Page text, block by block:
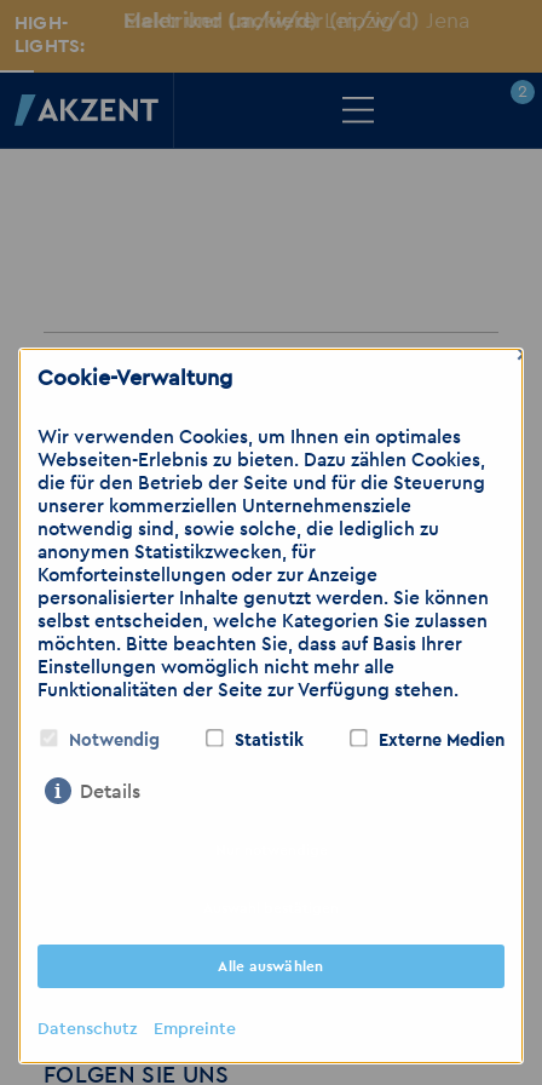
HIGH-
LIGHTS:
Maler und Lackierer (m/w/d) Jena
Elektriker (m/w/d) Leipzig
2
ALLGEMEIN
Mitarbeitervorteile
Für Bewerber NEU
Stellenangebote
Candidature
spontanée
Merkzettel
Für Bewerber NEU
Leistungen
Geschichte
Referenzen
Medizin /
Soziales Kopie
Kopie
Shop
Kontakt
JOBS STANDORTE
SERVICE
FOLGEN SIE UNS
Cookie-Verwaltung
×
Wir verwenden Cookies, um Ihnen ein optimales
Webseiten-Erlebnis zu bieten. Dazu zählen Cookies,
die für den Betrieb der Seite und für die Steuerung
unserer kommerziellen Unternehmensziele
notwendig sind, sowie solche, die lediglich zu
anonymen Statistikzwecken, für
Komforteinstellungen oder zur Anzeige
personalisierter Inhalte genutzt werden. Sie können
selbst entscheiden, welche Kategorien Sie zulassen
möchten. Bitte beachten Sie, dass auf Basis Ihrer
Einstellungen womöglich nicht mehr alle
Funktionalitäten der Seite zur Verfügung stehen.
Notwendig Statistik Externe Medien
Details
Alle auswählen
Datenschutz Empreinte